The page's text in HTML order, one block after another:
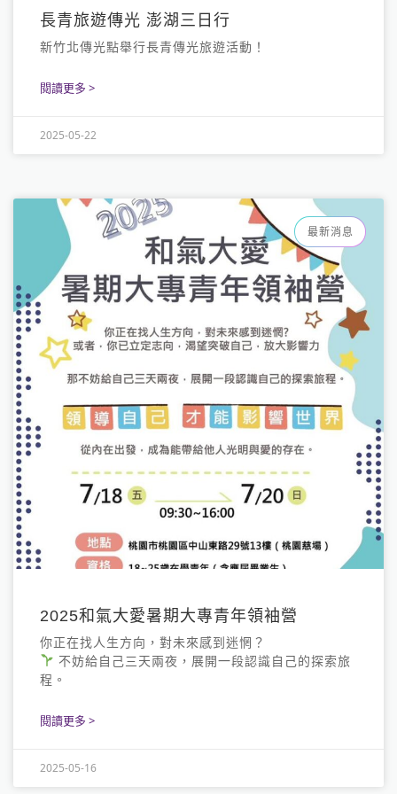
長青旅遊傳光 澎湖三日行
新竹北傳光點舉行長青傳光旅遊活動！
閱讀更多 >
2025-05-22
最新消息
2025和氣大愛暑期大專青年領袖營
你正在找人生方向，對未來感到迷惘？
不妨給自己三天兩夜，展開一段認識自己的探索旅
程。
閱讀更多 >
2025-05-16